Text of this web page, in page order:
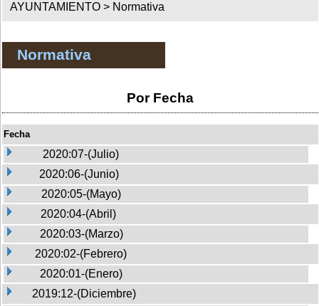
AYUNTAMIENTO > Normativa
Normativa
Por Fecha
Fecha
2020:07-(Julio)
2020:06-(Junio)
2020:05-(Mayo)
2020:04-(Abril)
2020:03-(Marzo)
2020:02-(Febrero)
2020:01-(Enero)
2019:12-(Diciembre)